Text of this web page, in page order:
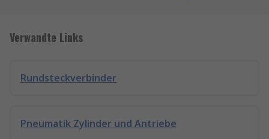
Verwandte Links
Rundsteckverbinder
Pneumatik Zylinder und Antriebe